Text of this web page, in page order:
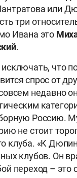
или
три
Ивана это
.
что
спрос от
недавно
Россию.
не стоит
клуба. «К
клубов. Он
переход – это